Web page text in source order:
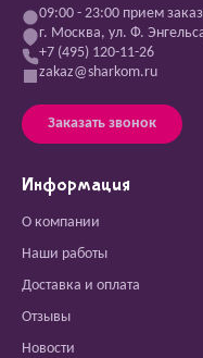
09:00 - 23:00 прием
г. Москва, ул. Ф.
+7 (495) 120-11-26
zakaz@sharkom.ru
Заказать звонок
Информация
О компании
Наши работы
Доставка и оплата
Отзывы
Новости